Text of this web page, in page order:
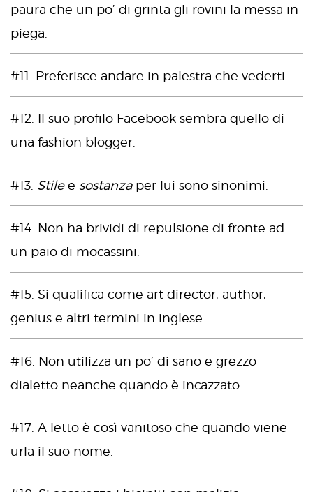
paura che un po’ di grinta gli rovini la messa in
piega.
#11. Preferisce andare in palestra che vederti.
#12. Il suo profilo Facebook sembra quello di
una fashion blogger.
#13. Stilee sostanzaper lui sono sinonimi.
#14. Non ha brividi di repulsione di fronte ad
un paio di mocassini.
#15. Si qualifica come art director, author,
genius e altri termini in inglese.
#16. Non utilizza un po’ di sano e grezzo
dialetto neanche quando è incazzato.
#17. A letto è così vanitoso che quando viene
urla il suo nome.